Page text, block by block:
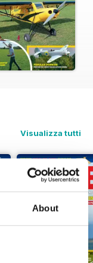
About
Visualizza tutti